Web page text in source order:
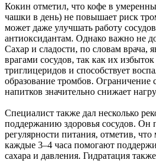
Кокин отметил, что кофе в
чашки в день) не повышает риск
может даже улучшать работу
антиоксидантам. Однако важно не
Сахар и сладости, по словам врача,
врагами сосудов, так как их
триглицеридов и способствует
образование тромбов. Ограничение
напитков значительно снижает
Специалист также дал несколько
поддержанию здоровья сосудов. Он
регулярности питания, отметив,
каждые 3–4 часа помогают
сахара и давления. Гидратация